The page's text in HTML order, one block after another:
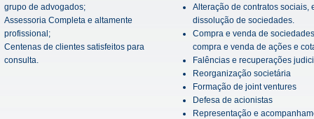
grupo de advogados;
Assessoria Completa e altamente
profissional;
Centenas de clientes satisfeitos para
consulta.
Alteração de contratos sociais,
dissolução de sociedades.
Compra e venda de
compra e venda de ações e
Falências e recuperações
Reorganização societária
Formação de joint ventures
Defesa de acionistas
Representação e